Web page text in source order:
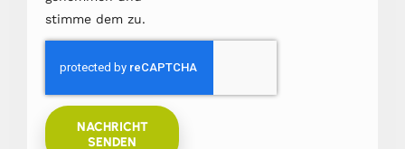
stimme dem zu.
NACHRICHT
SENDEN